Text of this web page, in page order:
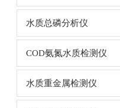
水质总磷分析仪
COD氨氮水质检测仪
水质重金属检测仪